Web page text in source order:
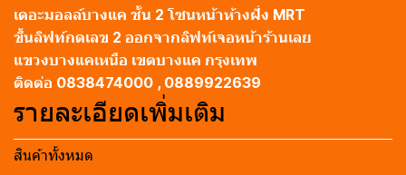
เดอะมอลล์บางแค ชั้น 2 โซนหน้าห้างฝั่ง MRT
ขึ้นลิฟท์กดเลข 2 ออกจากลิฟท์เจอหน้าร้านเลย
แขวงบางแคเหนือ เขตบางแค กรุงเทพ
ติดต่อ 0838474000 , 0889922639
รายละเอียดเพิ่มเติม
สินค้าทั้งหมด